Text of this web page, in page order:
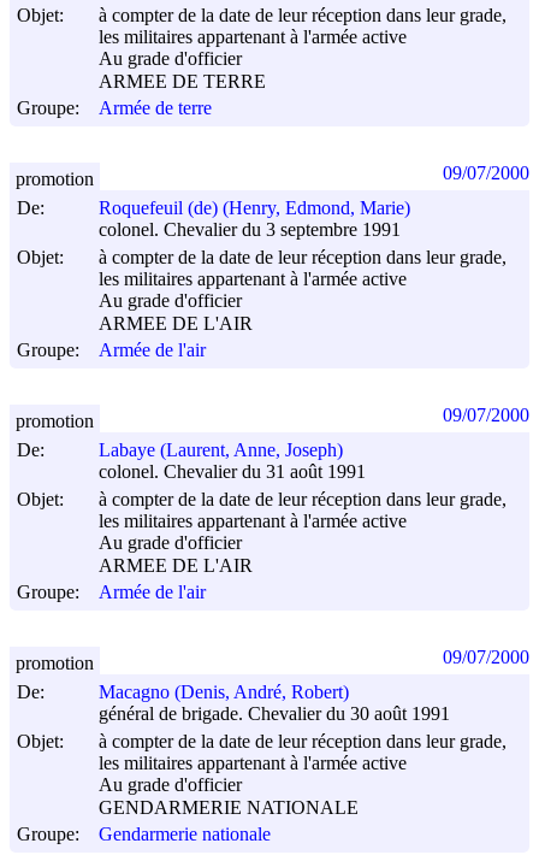
Objet:
à compter de la date de leur réception dans leur grade,
les militaires appartenant à l'armée active
Au grade d'officier
ARMEE DE TERRE
Groupe:
Armée de terre
De:
Roquefeuil (de) (Henry, Edmond, Marie)
colonel. Chevalier du 3 septembre 1991
Objet:
à compter de la date de leur réception dans leur grade,
les militaires appartenant à l'armée active
Au grade d'officier
ARMEE DE L'AIR
Groupe:
Armée de l'air
promotion 09/07/2000
De:
Labaye (Laurent, Anne, Joseph)
colonel. Chevalier du 31 août 1991
Objet:
à compter de la date de leur réception dans leur grade,
les militaires appartenant à l'armée active
Au grade d'officier
ARMEE DE L'AIR
Groupe:
Armée de l'air
promotion 09/07/2000
De:
Macagno (Denis, André, Robert)
général de brigade. Chevalier du 30 août 1991
Objet:
à compter de la date de leur réception dans leur grade,
les militaires appartenant à l'armée active
Au grade d'officier
GENDARMERIE NATIONALE
Groupe:
Gendarmerie nationale
promotion 09/07/2000